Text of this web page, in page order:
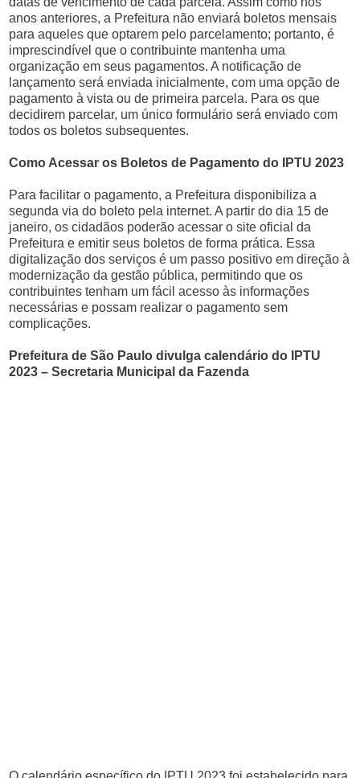
anos anteriores, a Prefeitura não enviará boletos mensais
para aqueles que optarem pelo parcelamento; portanto, é
imprescindível que o contribuinte mantenha uma
organização em seus pagamentos. A notificação de
lançamento será enviada inicialmente, com uma opção de
pagamento à vista ou de primeira parcela. Para os que
decidirem parcelar, um único formulário será enviado com
todos os boletos subsequentes.
Como Acessar os Boletos de Pagamento do IPTU 2023
Para facilitar o pagamento, a Prefeitura disponibiliza a
segunda via do boleto pela internet. A partir do dia 15 de
janeiro, os cidadãos poderão acessar o site oficial da
Prefeitura e emitir seus boletos de forma prática. Essa
digitalização dos serviços é um passo positivo em direção à
modernização da gestão pública, permitindo que os
contribuintes tenham um fácil acesso às informações
necessárias e possam realizar o pagamento sem
complicações.
Prefeitura de São Paulo divulga calendário do IPTU
2023 – Secretaria Municipal da Fazenda